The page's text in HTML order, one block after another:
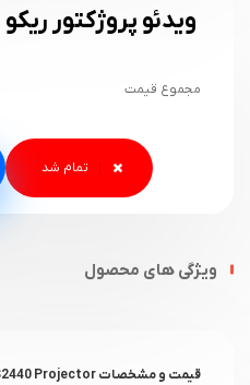
ویدئو پروژکتور ریکو RICOH PJ S2440
مجموع قیمت
ویژگی های محصول
قیمت و مشخصات RICOH PJ S2440 Projector